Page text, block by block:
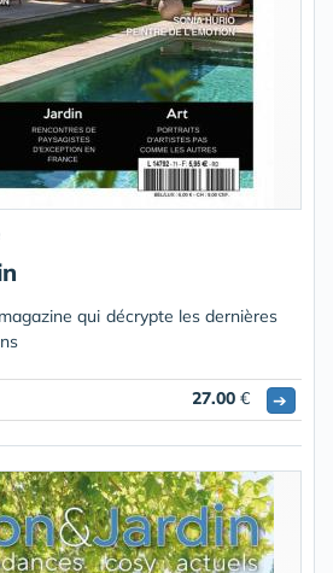
qui décrypte les dernières
27.00 € ➔